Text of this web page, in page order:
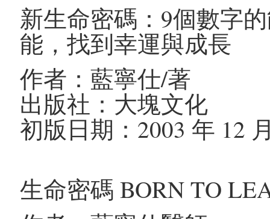
新生命密碼：9個數字
能，找到幸運與成長
作者：藍寧仕/著
出版社：大塊文化
初版日期：2003 年 12
生命密碼 BORN TO